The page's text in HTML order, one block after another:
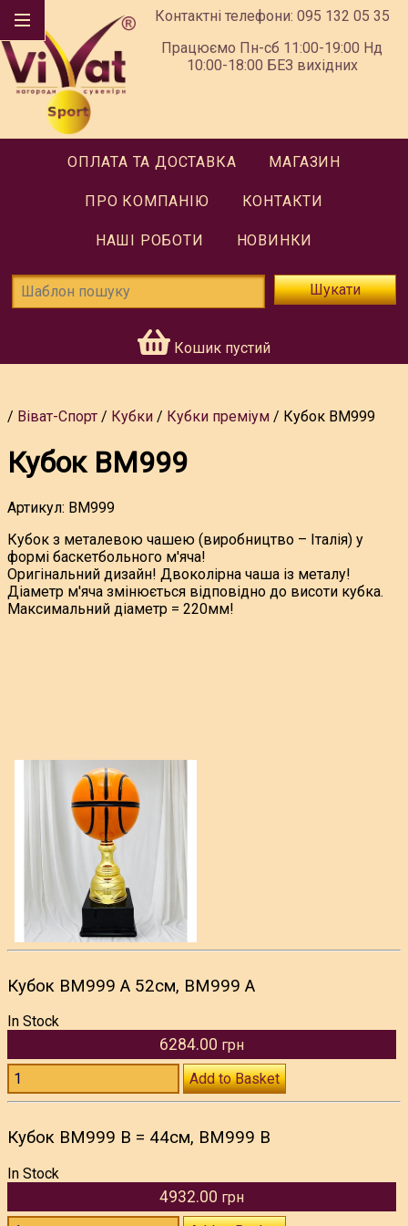
Контактні телефони: 095 132 05 35
Працюємо Пн-сб 11:00-19:00 Нд
10:00-18:00 БЕЗ вихідних
ОПЛАТА ТА ДОСТАВКА МАГАЗИН
ПРО КОМПАНІЮ КОНТАКТИ
НАШІ РОБОТИ НОВИНКИ
Шукати
Кошик пустий
Віват-Спорт Кубки Кубки преміум Кубок BM999
Кубок BM999
Артикул: BM999
Кубок з металевою чашею (виробництво – Італія) у
формі баскетбольного м'яча!
Оригінальний дизайн! Двоколірна чаша із металу!
Діаметр м'яча змінюється відповідно до висоти кубка.
Максимальний діаметр = 220мм!
Кубок BM999 A 52см, BM999 A
In Stock
6284.00 грн
Add to Basket
Кубок BM999 B = 44см, BM999 B
In Stock
4932.00 грн